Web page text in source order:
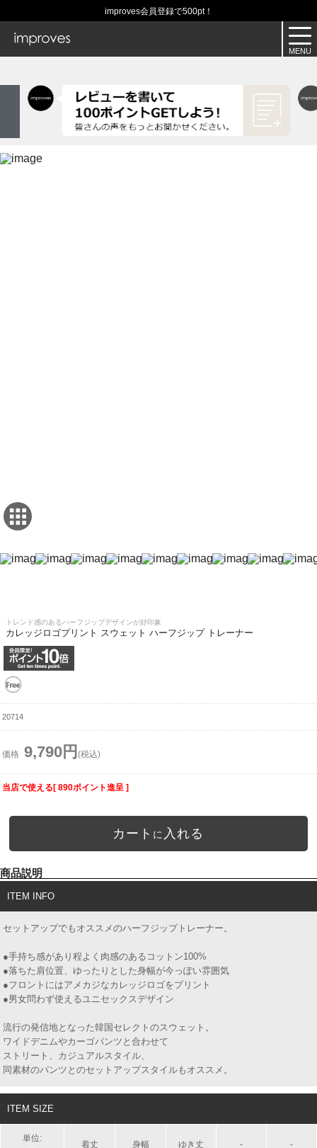
improves会員登録で500pt！
トレンド感のあるハーフジップデザインが好印象
カレッジロゴプリント スウェット ハーフジップ トレーナー
20714
価格 9,790円 (税込)
当店で使える[ 890ポイント進呈 ]
カート に 入れる
商品説明
ITEM INFO
セットアップでもオススメのハーフジップトレーナー。
●手持ち感があり程よく肉感のあるコットン100%
●落ちた肩位置、ゆったりとした身幅が今っぽい雰囲気
●フロントにはアメカジなカレッジロゴをプリント
●男女問わず使えるユニセックスデザイン
流行の発信地となった韓国セレクトのスウェット。
ワイドデニムやカーゴパンツと合わせて
ストリート、カジュアルスタイル、
同素材のパンツとのセットアップスタイルもオススメ。
ITEM SIZE
単位:
着丈 身幅 ゆき丈 - -